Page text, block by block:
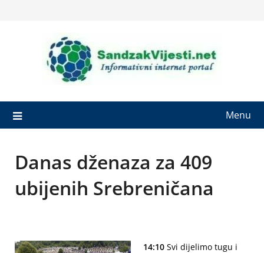
Menu
Danas dženaza za 409
ubijenih Srebreničana
14:10 Svi dijelimo tugu i